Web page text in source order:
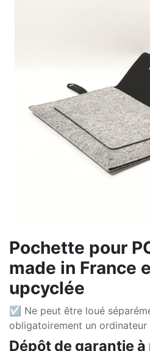
Pochette pour
made in France
upcyclée
☑ Ne peut être loué
obligatoirement un ordinateur
Dépôt de garantie à